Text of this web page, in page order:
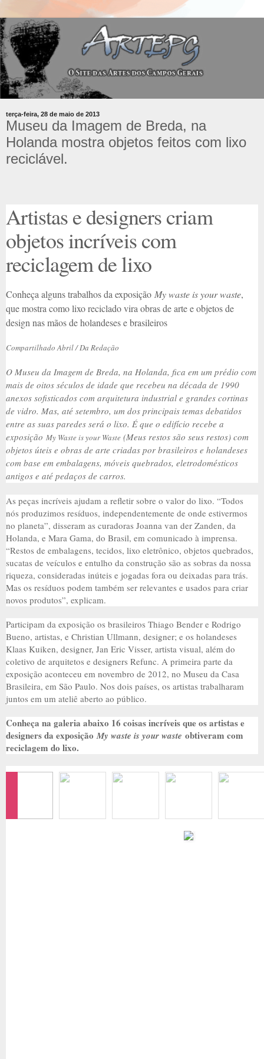
terça-feira, 28 de maio de 2013
Museu da Imagem de Breda, na
Holanda mostra objetos feitos com lixo
reciclável.
Artistas e designers criam
objetos incríveis com
reciclagem de lixo
Conheça alguns trabalhos da exposição My waste is your waste,
que mostra como lixo reciclado vira obras de arte e objetos de
design nas mãos de holandeses e brasileiros
Compartilhado Abril / Da Redação
O Museu da Imagem de Breda, na Holanda, fica em um prédio com
mais de oitos séculos de idade que recebeu na década de 1990
anexos sofisticados com arquitetura industrial e grandes cortinas
de vidro. Mas, até setembro, um dos principais temas debatidos
entre as suas paredes será o lixo. É que o edifício recebe a
exposição My Waste is your Waste (Meus restos são seus restos) com
objetos úteis e obras de arte criadas por brasileiros e holandeses
com base em embalagens, móveis quebrados, eletrodomésticos
antigos e até pedaços de carros.
As peças incríveis ajudam a refletir sobre o valor do lixo. “Todos
nós produzimos resíduos, independentemente de onde estivermos
no planeta”, disseram as curadoras Joanna van der Zanden, da
Holanda, e Mara Gama, do Brasil, em comunicado à imprensa.
“Restos de embalagens, tecidos, lixo eletrônico, objetos quebrados,
sucatas de veículos e entulho da construção são as sobras da nossa
riqueza, consideradas inúteis e jogadas fora ou deixadas para trás.
Mas os resíduos podem também ser relevantes e usados para criar
novos produtos”, explicam.
Participam da exposição os brasileiros Thiago Bender e Rodrigo
Bueno, artistas, e Christian Ullmann, designer; e os holandeses
Klaas Kuiken, designer, Jan Eric Visser, artista visual, além do
coletivo de arquitetos e designers Refunc. A primeira parte da
exposição aconteceu em novembro de 2012, no Museu da Casa
Brasileira, em São Paulo. Nos dois países, os artistas trabalharam
juntos em um ateliê aberto ao público.
Conheça na galeria abaixo 16 coisas incríveis que os artistas e
designers da exposiçãoMy waste is your waste obtiveram com
reciclagem do lixo.